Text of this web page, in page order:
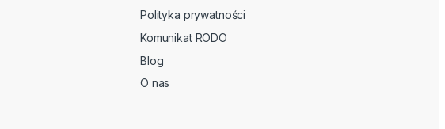
Polityka prywatności
Komunikat RODO
Blog
O nas